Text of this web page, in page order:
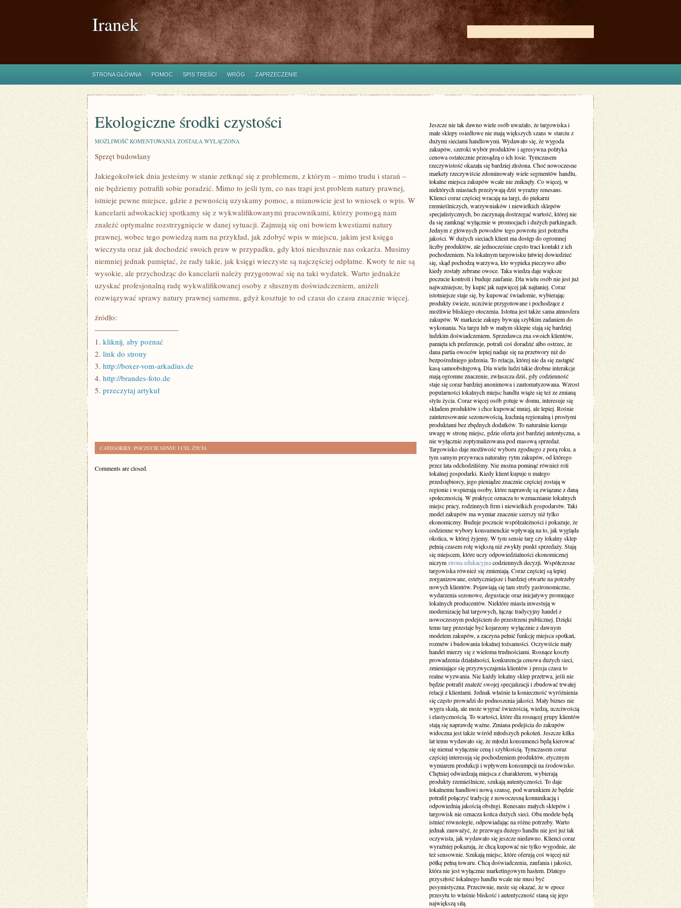
Iranek
STRONA GŁÓWNA POMOC SPIS TREŚCI WRÓG ZAPRZECZENIE
Ekologiczne środki czystości
MOŻLIWOŚĆ KOMENTOWANIA EKOLOGICZNE
ZOSTAŁA WYŁĄCZONA
Sprzęt budowlany
Jakiegokolwiek dnia jesteśmy w stanie zetknąć się z problemem, z którym – mimo trudu i starań –
nie będziemy potrafili sobie poradzić. Mimo to jeśli tym, co nas trapi jest problem natury prawnej,
istnieje pewne miejsce, gdzie z pewnością uzyskamy pomoc, a mianowicie jest to wniosek o wpis. W
kancelarii adwokackiej spotkamy się z wykwalifikowanymi pracownikami, którzy pomogą nam
znaleźć optymalne rozstrzygnięcie w danej sytuacji. Zajmują się oni bowiem kwestiami natury
prawnej, wobec tego powiedzą nam na przykład, jak zdobyć wpis w miejscu, jakim jest księga
wieczysta oraz jak dochodzić swoich praw w przypadku, gdy ktoś niesłusznie nas oskarża. Musimy
niemniej jednak pamiętać, że rady takie, jak księgi wieczyste są najczęściej odpłatne. Kwoty te nie są
wysokie, ale przychodząc do kancelarii należy przygotować się na taki wydatek. Warto jednakże
uzyskać profesjonalną radę wykwalifikowanej osoby z słusznym doświadczeniem, aniżeli
rozwiązywać sprawy natury prawnej samemu, gdyż kosztuje to od czasu do czasu znacznie więcej.
źródło:
———————————
1. kliknij, aby poznać
2. link do strony
3. http://boxer-vom-arkadius.de
4. http://brandes-foto.de
5. przeczytaj artykuł
CATEGORIES: POCZUCIE SENSU I CEL ŻYCIA
Comments are closed.
Jeszcze nie tak dawno wiele osób uważało, że targowiska i
małe sklepy osiedlowe nie mają większych szans w starciu z
dużymi sieciami handlowymi. Wydawało się, że wygoda
zakupów, szeroki wybór produktów i agresywna polityka
cenowa ostatecznie przesądzą o ich losie. Tymczasem
rzeczywistość okazała się bardziej złożona. Choć nowoczesne
markety rzeczywiście zdominowały wiele segmentów handlu,
lokalne miejsca zakupów wcale nie zniknęły. Co więcej, w
niektórych miastach przeżywają dziś wyraźny renesans.
Klienci coraz częściej wracają na targi, do piekarni
rzemieślniczych, warzywniaków i niewielkich sklepów
specjalistycznych, bo zaczynają dostrzegać wartość, której nie
da się zamknąć wyłącznie w promocjach i dużych parkingach.
Jednym z głównych powodów tego powrotu jest potrzeba
jakości. W dużych sieciach klient ma dostęp do ogromnej
liczby produktów, ale jednocześnie często traci kontakt z ich
pochodzeniem. Na lokalnym targowisku łatwiej dowiedzieć
się, skąd pochodzą warzywa, kto wypieka pieczywo albo
kiedy zostały zebrane owoce. Taka wiedza daje większe
poczucie kontroli i buduje zaufanie. Dla wielu osób nie jest już
najważniejsze, by kupić jak najwięcej jak najtaniej. Coraz
istotniejsze staje się, by kupować świadomie, wybierając
produkty świeże, uczciwie przygotowane i pochodzące z
możliwie bliskiego otoczenia. Istotna jest także sama atmosfera
zakupów. W markecie zakupy bywają szybkim zadaniem do
wykonania. Na targu lub w małym sklepie stają się bardziej
ludzkim doświadczeniem. Sprzedawca zna swoich klientów,
pamięta ich preferencje, potrafi coś doradzić albo ostrzec, że
dana partia owoców lepiej nadaje się na przetwory niż do
bezpośredniego jedzenia. To relacja, której nie da się zastąpić
kasą samoobsługową. Dla wielu ludzi takie drobne interakcje
mają ogromne znaczenie, zwłaszcza dziś, gdy codzienność
staje się coraz bardziej anonimowa i zautomatyzowana. Wzrost
popularności lokalnych miejsc handlu wiąże się też ze zmianą
stylu życia. Coraz więcej osób gotuje w domu, interesuje się
składem produktów i chce kupować mniej, ale lepiej. Rośnie
zainteresowanie sezonowością, kuchnią regionalną i prostymi
produktami bez zbędnych dodatków. To naturalnie kieruje
uwagę w stronę miejsc, gdzie oferta jest bardziej autentyczna, a
nie wyłącznie zoptymalizowana pod masową sprzedaż.
Targowisko daje możliwość wyboru zgodnego z porą roku, a
tym samym przywraca naturalny rytm zakupów, od którego
przez lata odchodziliśmy. Nie można pominąć również roli
lokalnej gospodarki. Kiedy klient kupuje u małego
przedsiębiorcy, jego pieniądze znacznie częściej zostają w
regionie i wspierają osoby, które naprawdę są związane z daną
społecznością. W praktyce oznacza to wzmacnianie lokalnych
miejsc pracy, rodzinnych firm i niewielkich gospodarstw. Taki
model zakupów ma wymiar znacznie szerszy niż tylko
ekonomiczny. Buduje poczucie współzależności i pokazuje, że
codzienne wybory konsumenckie wpływają na to, jak wygląda
okolica, w której żyjemy. W tym sensie targ czy lokalny sklep
pełnią czasem rolę większą niż zwykły punkt sprzedaży. Stają
się miejscem, które uczy odpowiedzialności ekonomicznej
niczymstrona edukacyjnacodziennych decyzji. Współczesne
targowiska również się zmieniają. Coraz częściej są lepiej
zorganizowane, estetyczniejsze i bardziej otwarte na potrzeby
nowych klientów. Pojawiają się tam strefy gastronomiczne,
wydarzenia sezonowe, degustacje oraz inicjatywy promujące
lokalnych producentów. Niektóre miasta inwestują w
modernizację hal targowych, łącząc tradycyjny handel z
nowoczesnym podejściem do przestrzeni publicznej. Dzięki
temu targ przestaje być kojarzony wyłącznie z dawnym
modelem zakupów, a zaczyna pełnić funkcję miejsca spotkań,
rozmów i budowania lokalnej tożsamości. Oczywiście mały
handel mierzy się z wieloma trudnościami. Rosnące koszty
prowadzenia działalności, konkurencja cenowa dużych sieci,
zmieniające się przyzwyczajenia klientów i presja czasu to
realne wyzwania. Nie każdy lokalny sklep przetrwa, jeśli nie
będzie potrafił znaleźć swojej specjalizacji i zbudować trwałej
relacji z klientami. Jednak właśnie ta konieczność wyróżnienia
się często prowadzi do podnoszenia jakości. Mały biznes nie
wygra skalą, ale może wygrać świeżością, wiedzą, uczciwością
i elastycznością. To wartości, które dla rosnącej grupy klientów
stają się naprawdę ważne. Zmiana podejścia do zakupów
widoczna jest także wśród młodszych pokoleń. Jeszcze kilka
lat temu wydawało się, że młodzi konsumenci będą kierować
się niemal wyłącznie ceną i szybkością. Tymczasem coraz
częściej interesują się pochodzeniem produktów, etycznym
wymiarem produkcji i wpływem konsumpcji na środowisko.
Chętniej odwiedzają miejsca z charakterem, wybierają
produkty rzemieślnicze, szukają autentyczności. To daje
lokalnemu handlowi nową szansę, pod warunkiem że będzie
potrafił połączyć tradycję z nowoczesną komunikacją i
odpowiednią jakością obsługi. Renesans małych sklepów i
targowisk nie oznacza końca dużych sieci. Oba modele będą
istnieć równolegle, odpowiadając na różne potrzeby. Warto
jednak zauważyć, że przewaga dużego handlu nie jest już tak
oczywista, jak wydawało się jeszcze niedawno. Klienci coraz
wyraźniej pokazują, że chcą kupować nie tylko wygodnie, ale
też sensownie. Szukają miejsc, które oferują coś więcej niż
półkę pełną towaru. Chcą doświadczenia, zaufania i jakości,
która nie jest wyłącznie marketingowym hasłem. Dlatego
przyszłość lokalnego handlu wcale nie musi być
pesymistyczna. Przeciwnie, może się okazać, że w epoce
przesytu to właśnie bliskość i autentyczność staną się jego
największą siłą.